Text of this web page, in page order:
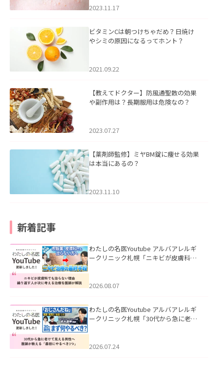
2023.11.17
ビタミンCは朝つけちゃだめ？日焼け
やシミの原因になるってホント？
2021.09.22
【教えてドクター】防風通聖散の効果
や副作用は？長期服用は危険なの？
2023.07.27
【薬剤師監修】ミヤBM錠に痩せる効果
は本当にあるの？
2023.11.10
新着記事
わたしの名医Youtube アルバアレルギ
ークリニック札幌「ニキビが皮膚科で
ました。
2026.08.07
わたしの名医Youtube アルバアレルギ
ークリニック札幌「30代から急に老け
た。
2026.07.24